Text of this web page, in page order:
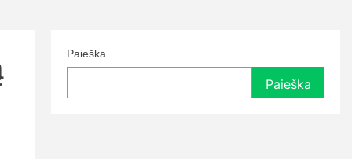
Paieška
Paieška